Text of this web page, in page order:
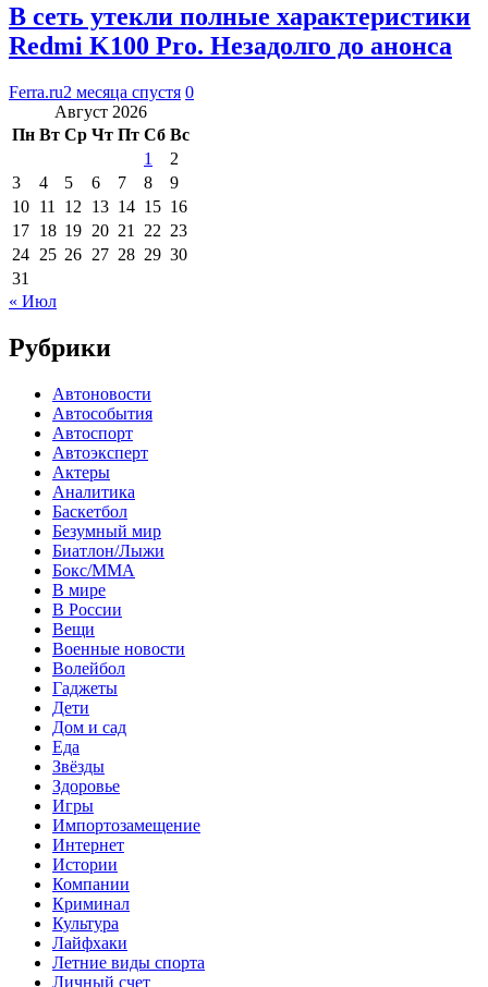
В сеть утекли полные характеристики
Redmi K100 Pro. Незадолго до анонса
Ferra.ru2 месяца спустя 0
Август 2026
Пн Вт Ср Чт Пт Сб Вс
1
2
3
4 5 6 7 8
9
10 11 12 13 14 15 16
17 18 19 20 21 22 23
24 25 26 27 28 29 30
31
« Июл
Рубрики
Автоновости
Автособытия
Автоспорт
Автоэксперт
Актеры
Аналитика
Баскетбол
Безумный мир
Биатлон/Лыжи
Бокс/MMA
В мире
В России
Вещи
Военные новости
Волейбол
Гаджеты
Дети
Дом и сад
Еда
Звёзды
Здоровье
Игры
Импортозамещение
Интернет
Истории
Компании
Криминал
Культура
Лайфхаки
Летние виды спорта
Личный счет